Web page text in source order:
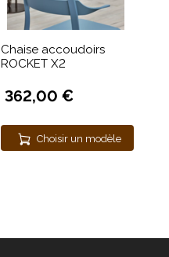
Chaise accoudoirs
ROCKET X2
362,00 €
Choisir un modèle